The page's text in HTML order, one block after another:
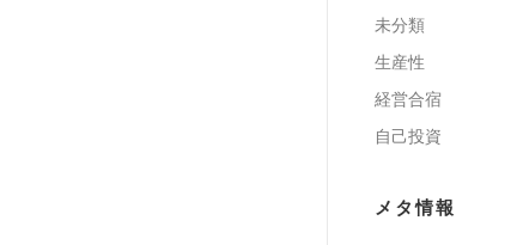
未分類
生産性
経営合宿
自己投資
メタ情報